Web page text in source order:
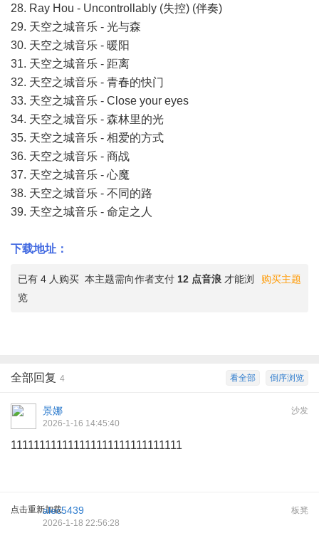
28. Ray Hou - Uncontrollably (失控) (伴奏)
29. 天空之城音乐 - 光与森
30. 天空之城音乐 - 暖阳
31. 天空之城音乐 - 距离
32. 天空之城音乐 - 青春的快门
33. 天空之城音乐 - Close your eyes
34. 天空之城音乐 - 森林里的光
35. 天空之城音乐 - 相爱的方式
36. 天空之城音乐 - 商战
37. 天空之城音乐 - 心魔
38. 天空之城音乐 - 不同的路
39. 天空之城音乐 - 命定之人
下载地址：
购买主题
已有 4 人购买 本主题需向作者支付 12 点音浪 才能浏
览
倒序浏览
看全部
全部回复 4
沙发
景娜
2026-1-16 14:45:40
111111111111111111111111111111
点击重新加载 板凳
alec5439
2026-1-18 22:56:28